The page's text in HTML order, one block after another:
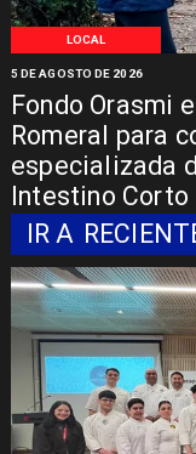
LOCAL
Fondo Orasmi
Romeral para
especializada
Intestino Corto
5 DE AGOSTO DE 2026
IR A